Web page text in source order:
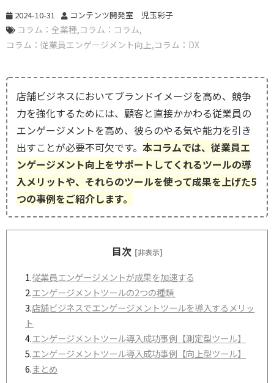
2024-10-31 コンテンツ開発室 児玉彩子
コラム：全業種 コラム：コラム
コラム：従業員エンゲージメント向上 コラム：DX
店舗ビジネスにおいてブランドイメージを高め、競争
力を強化するためには、顧客と直接かかわる従業員の
エンゲージメントを高め、彼らのやる気や能力を引き
出すことが必要不可欠です。 本コラムでは、従業員エ
ンゲージメント向上をサポートしてくれるツールの導
入メリットや、それらのツールを使って成果を上げた5
つの事例をご紹介します。
目次 [非表示]
1.従業員エンゲージメントが成果を加速する
2.エンゲージメントツールの2つの種類
3.店舗ビジネスでエンゲージメントツールを導入するメリッ
ト
4.エンゲージメントツール導入成功事例【測定型ツール】
5.エンゲージメントツール導入成功事例【向上型ツール】
6.まとめ